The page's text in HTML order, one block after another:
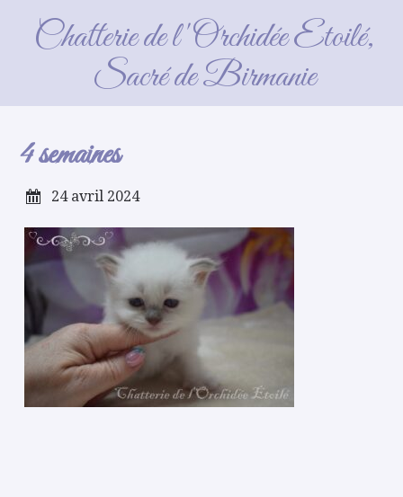
Chatterie de l'Orchidée Etoilé,
Sacré de Birmanie
4 semaines
4 semaines
24 avril 2024